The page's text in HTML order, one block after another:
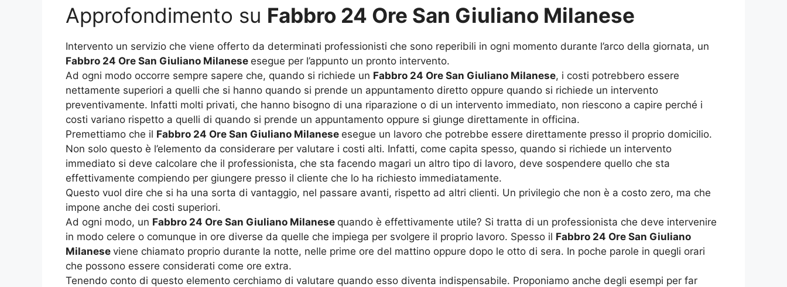
Approfondimento su Fabbro 24 Ore San Giuliano Milanese
Intervento un servizio che viene offerto da determinati professionisti che sono reperibili in ogni momento durante l’arco della giornata, un
Fabbro 24 Ore San Giuliano Milanese esegue per l’appunto un pronto intervento.
Ad ogni modo occorre sempre sapere che, quando si richiede un Fabbro 24 Ore San Giuliano Milanese, i costi potrebbero essere
nettamente superiori a quelli che si hanno quando si prende un appuntamento diretto oppure quando si richiede un intervento
preventivamente. Infatti molti privati, che hanno bisogno di una riparazione o di un intervento immediato, non riescono a capire perché i
costi variano rispetto a quelli di quando si prende un appuntamento oppure si giunge direttamente in officina.
Premettiamo che il Fabbro 24 Ore San Giuliano Milanese esegue un lavoro che potrebbe essere direttamente presso il proprio domicilio.
Non solo questo è l’elemento da considerare per valutare i costi alti. Infatti, come capita spesso, quando si richiede un intervento
immediato si deve calcolare che il professionista, che sta facendo magari un altro tipo di lavoro, deve sospendere quello che sta
effettivamente compiendo per giungere presso il cliente che lo ha richiesto immediatamente.
Questo vuol dire che si ha una sorta di vantaggio, nel passare avanti, rispetto ad altri clienti. Un privilegio che non è a costo zero, ma che
impone anche dei costi superiori.
Ad ogni modo, un Fabbro 24 Ore San Giuliano Milanese quando è effettivamente utile? Si tratta di un professionista che deve intervenire
in modo celere o comunque in ore diverse da quelle che impiega per svolgere il proprio lavoro. Spesso il Fabbro 24 Ore San Giuliano
Milanese viene chiamato proprio durante la notte, nelle prime ore del mattino oppure dopo le otto di sera. In poche parole in quegli orari
che possono essere considerati come ore extra.
Tenendo conto di questo elemento cerchiamo di valutare quando esso diventa indispensabile. Proponiamo anche degli esempi per far